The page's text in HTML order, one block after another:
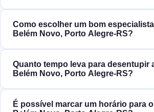
Como escolher um bom
Belém Novo, Porto Alegre‑RS?
Quanto tempo leva para desentupir
Belém Novo, Porto Alegre‑RS?
É possível marcar um horário para